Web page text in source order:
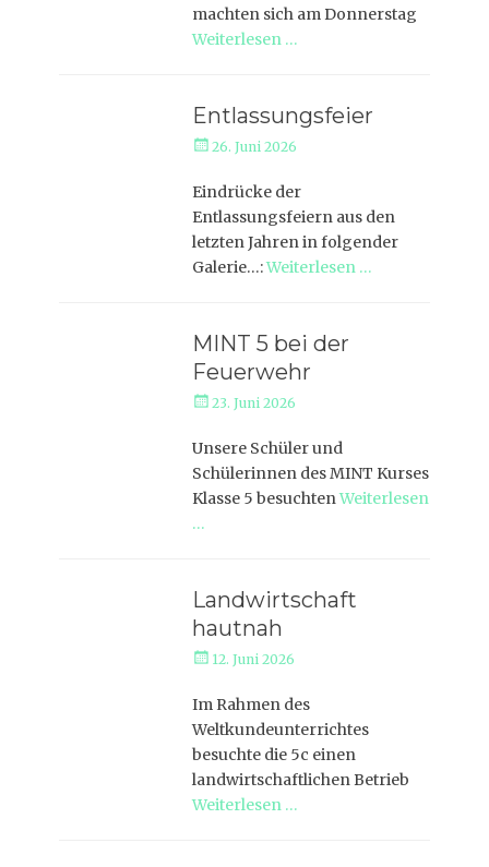
machten sich am Donnerstag
Weiterlesen …
Entlassungsfeier
Veröffentlicht
26. Juni 2026
Eindrücke der
Entlassungsfeiern aus den
letzten Jahren in folgender
Galerie…:Weiterlesen …
MINT 5 bei der
Feuerwehr
Veröffentlicht
23. Juni 2026
Unsere Schüler und
Schülerinnen des MINT Kurses
Klasse 5 besuchtenWeiterlesen
…
Landwirtschaft
hautnah
Veröffentlicht
12. Juni 2026
Im Rahmen des
Weltkundeunterrichtes
besuchte die 5c einen
landwirtschaftlichen Betrieb
Weiterlesen …